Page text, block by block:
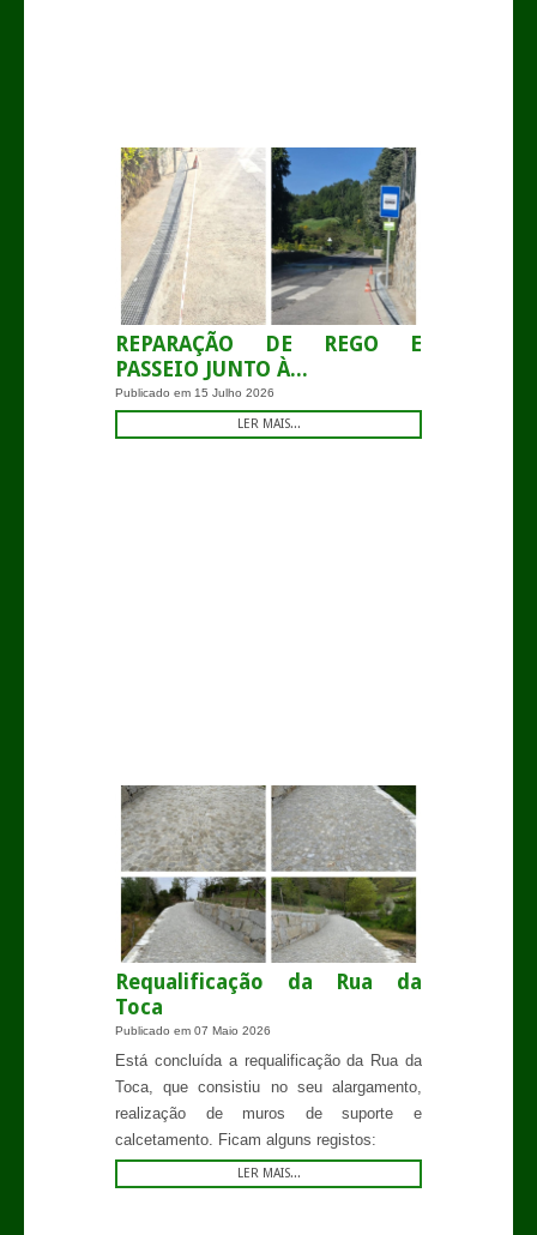
REPARAÇÃO DE REGO E
PASSEIO JUNTO À...
Publicado em 15 Julho 2026
LER MAIS...
Requalificação da Rua da
Toca
Publicado em 07 Maio 2026
Está concluída a requalificação da Rua da
Toca, que consistiu no seu alargamento,
realização de muros de suporte e
calcetamento. Ficam alguns registos:
LER MAIS...